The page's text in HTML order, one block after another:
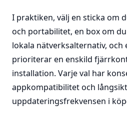
I praktiken, välj en sticka om
och portabilitet, en box om
lokala nätverksalternativ, och
prioriterar en enskild
installation. Varje val har
appkompatibilitet och
uppdateringsfrekvensen i